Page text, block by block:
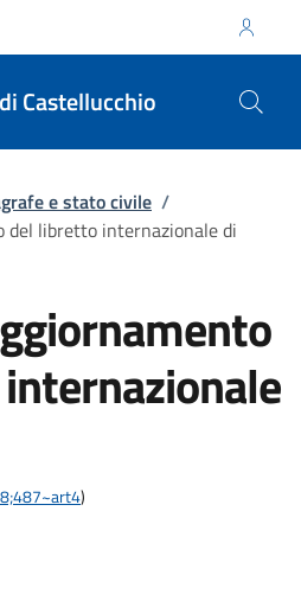
Castellucchio
e stato civile /
del libretto internazionale di
)